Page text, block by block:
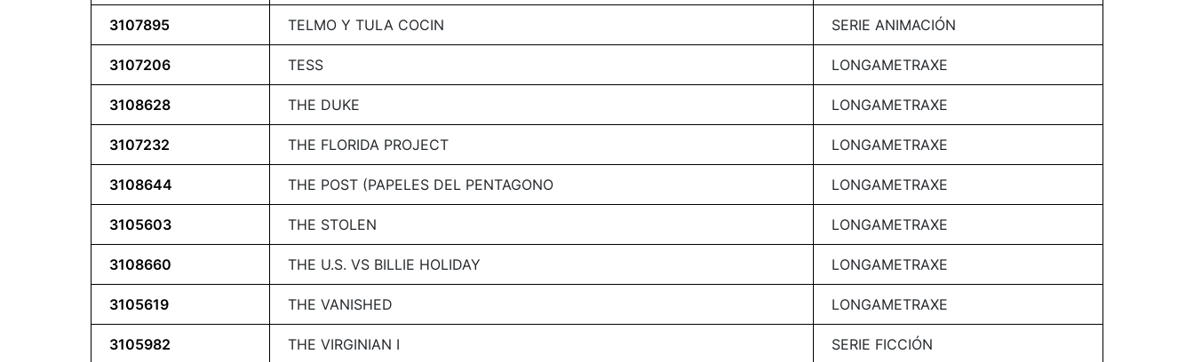
3107895 TELMO Y TULA COCIN SERIE ANIMACIÓN
3107206 TESS LONGAMETRAXE
3108628 THE DUKE LONGAMETRAXE
3107232 THE FLORIDA PROJECT LONGAMETRAXE
3108644 THE POST (PAPELES DEL PENTAGONO LONGAMETRAXE
3105603 THE STOLEN LONGAMETRAXE
3108660 THE U.S. VS BILLIE HOLIDAY LONGAMETRAXE
3105619 THE VANISHED LONGAMETRAXE
3105982 THE VIRGINIAN I SERIE FICCIÓN